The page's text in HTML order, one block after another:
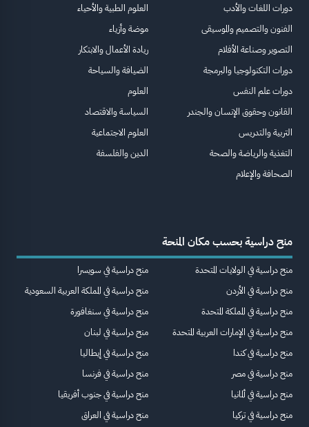
دورات اللغات والأدب
الفنون والتصميم والموسيقى
التصوير وصناعة الأفلام
دورات التكنولوجيا والبرمجة
دورات علم النفس
القانون وحقوق الإنسان والجندر
التربية والتدريس
التغذية والرياضة والصحة
الصحافة والإعلام
العلوم الطبية والأحياء
موضة وأزياء
ريادة الأعمال والابتكار
الضيافة والسياحة
العلوم
السياسة والاقتصاد
العلوم الاجتماعية
الدين والفلسفة
منح دراسية بحسب مكان المنحة
منح دراسية في الولايات المتحدة
منح دراسية في الأردن
منح دراسية في المملكة المتحدة
منح دراسية في الإمارات العربية المتحدة
منح دراسية في كندا
منح دراسية في مصر
منح دراسية في ألمانيا
منح دراسية في تركيا
منح دراسية في سويسرا
منح دراسية في المملكة العربية السعودية
منح دراسية في سنغافورة
منح دراسية في لبنان
منح دراسية في إيطاليا
منح دراسية في فرنسا
منح دراسية في جنوب أفريقيا
منح دراسية في العراق